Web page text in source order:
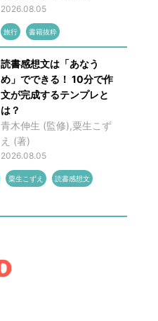
2026.08.05
旅行 書籍抜粋
読書感想文は「あなう
め」でできる！ 10分で作
文が完成するテンプレと
は？
青木伸生 (監修),粟生こず
え (著)
2026.08.05
粟生こずえ 読書感想文